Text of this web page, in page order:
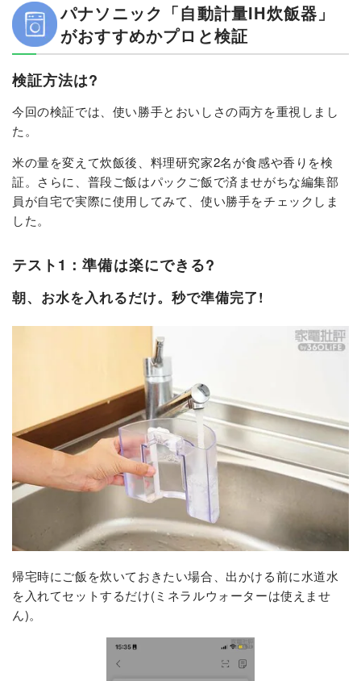
パナソニック「自動計量IH炊飯器」
がおすすめかプロと検証
検証方法は?
今回の検証では、使い勝手とおいしさの両方を重視しまし
た。
米の量を変えて炊飯後、料理研究家2名が食感や香りを検
証。さらに、普段ご飯はパックご飯で済ませがちな編集部
員が自宅で実際に使用してみて、使い勝手をチェックしま
した。
テスト1：準備は楽にできる?
朝、お水を入れるだけ。秒で準備完了!
帰宅時にご飯を炊いておきたい場合、出かける前に水道水
を入れてセットするだけ(ミネラルウォーターは使えませ
ん)。